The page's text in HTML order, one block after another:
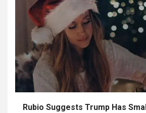
Rubio Suggests Trump Has